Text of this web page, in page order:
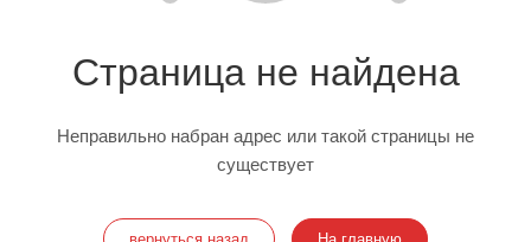
Страница не найдена
Неправильно набран адрес или такой страницы не
существует